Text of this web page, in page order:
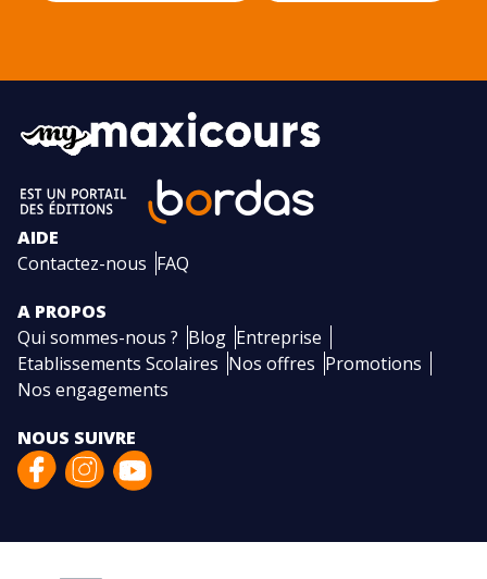
AIDE
Contactez-nous FAQ
A PROPOS
Qui sommes-nous ? Blog Entreprise
Etablissements Scolaires Nos offres Promotions
Nos engagements
NOUS SUIVRE